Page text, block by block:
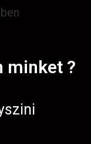
minket ?